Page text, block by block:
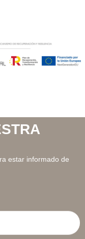
estar informado de